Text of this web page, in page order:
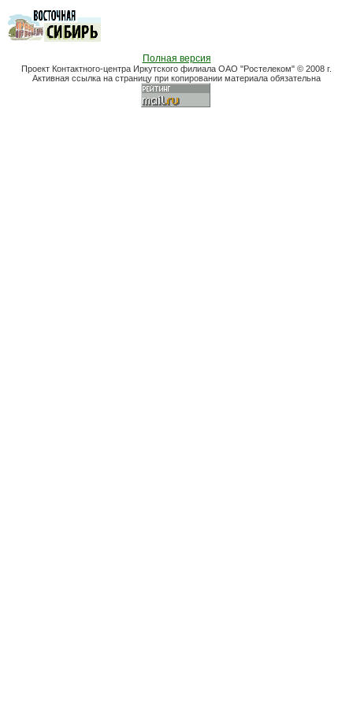
Полная версия
Проект Контактного-центра Иркутского филиала ОАО "Ростелеком" © 2008 г.
Активная ссылка на страницу при копировании материала обязательна